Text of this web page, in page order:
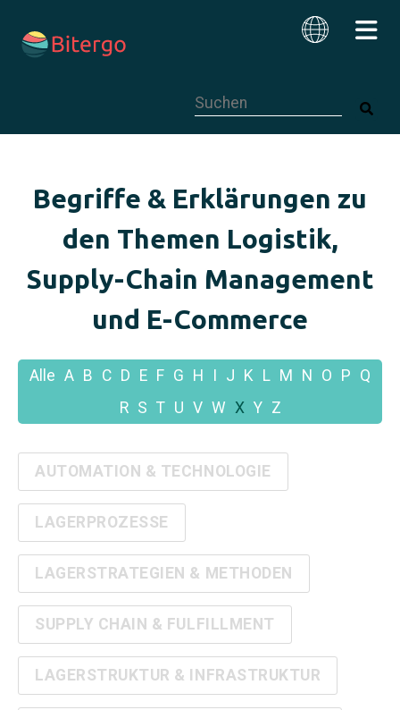
Begriffe & Erklärungen zu
den Themen Logistik,
Supply-Chain Management
und E-Commerce
Alle A B C D E F G H J K L M N O P Q
R S T U V W X Y Z
AUTOMATION & TECHNOLOGIE
LAGERPROZESSE
LAGERSTRATEGIEN & METHODEN
SUPPLY CHAIN & FULFILLMENT
LAGERSTRUKTUR & INFRASTRUKTUR